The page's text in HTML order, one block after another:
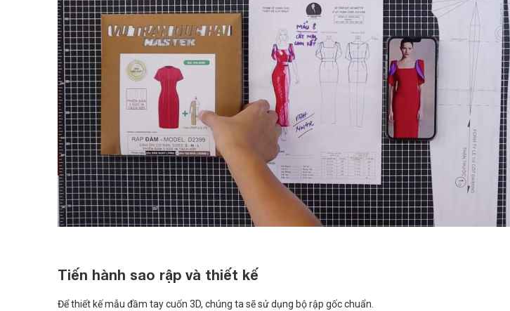
Tiến hành sao rập và thiết kế
Để thiết kế mẫu đầm tay cuốn 3D, chúng ta sẽ sử dụng bộ rập gốc chuẩn.
ĐĂNG KÝ TƯ VẤN